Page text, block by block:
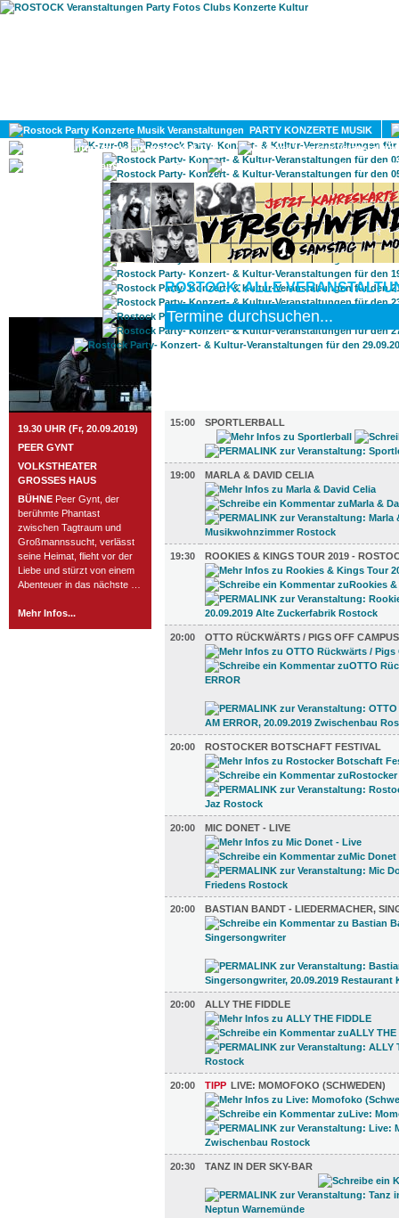
PARTY KONZERTE MUSIK
KULTUR
GAY
ROSTOCK TAGESTIPP
19.30 UHR (Fr, 20.09.2019)
PEER GYNT
VOLKSTHEATER
GROSSES HAUS
BÜHNE Peer Gynt, der
berühmte Phantast
zwischen Tagtraum und
Großmannssucht, verlässt
seine Heimat, flieht vor der
Liebe und stürzt von einem
Abenteuer in das nächste …
Mehr Infos...
ROSTOCK: ALLE
15:00
SPORTLERBALL
19:00 MARLA & DAVID CELIA
19:30 ROOKIES & KINGS TOUR 2019 -
20:00 OTTO RÜCKWÄRTS / PIGS OFF
20:00 ROSTOCKER BOTSCHAFT FESTIVAL
20:00 MIC DONET - LIVE
20:00 BASTIAN BANDT - LIEDERMACHER,
20:00 ALLY THE FIDDLE
20:00 TIPP LIVE: MOMOFOKO (SCHWEDEN)
20:30 TANZ IN DER SKY-BAR